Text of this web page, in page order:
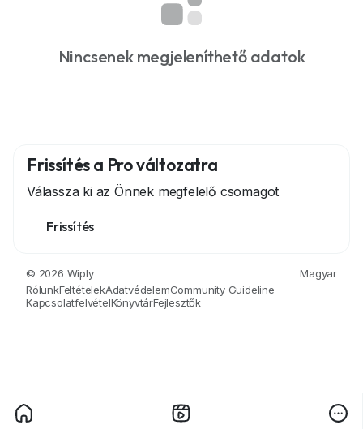
Nincsenek megjeleníthető adatok
Frissítés a Pro változatra
Válassza ki az Önnek megfelelő csomagot
Frissítés
© 2026 Wiply
Magyar
RólunkFeltételekAdatvédelemCommunity Guideline
KapcsolatfelvételKönyvtárFejlesztők